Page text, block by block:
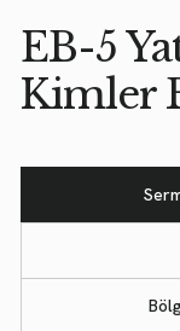
EB-5
Kimler